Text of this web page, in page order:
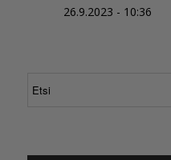
26.9.2023 - 10:36